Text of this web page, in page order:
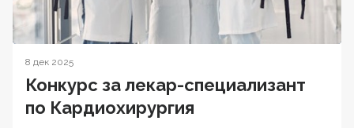
8 дек 2025
Конкурс за лекар-специализант
по Кардиохирургия